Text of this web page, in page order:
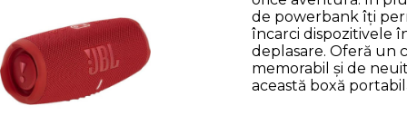
de powerbank îți
încarci dispozitivele
deplasare. Oferă un
memorabil și de
această boxă